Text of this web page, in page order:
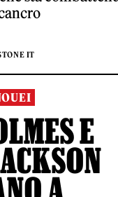
IT
E